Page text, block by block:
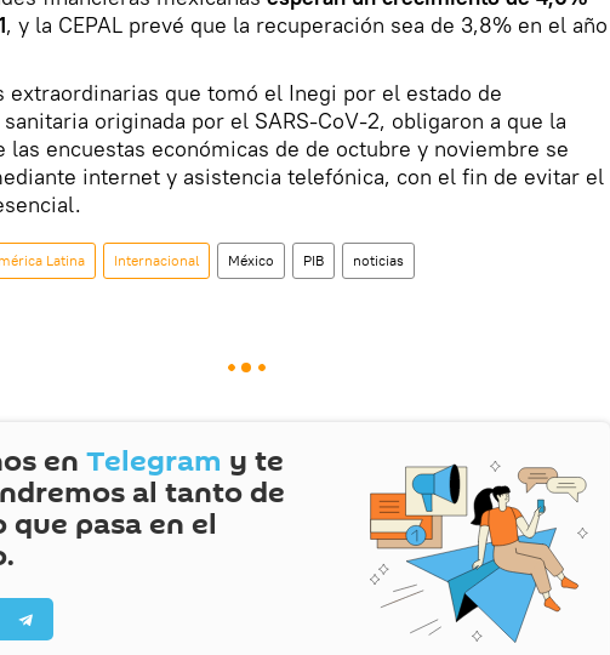
, y la CEPAL prevé que la recuperación sea de 3,8% en el año
extraordinarias que tomó el Inegi por el estado de
originada por el SARS-CoV-2, obligaron a que la
las encuestas económicas de de octubre y noviembre se
internet y asistencia telefónica, con el fin de evitar el
Latina Internacional México PIB noticias
enTelegram y te
al tanto de
pasa en el